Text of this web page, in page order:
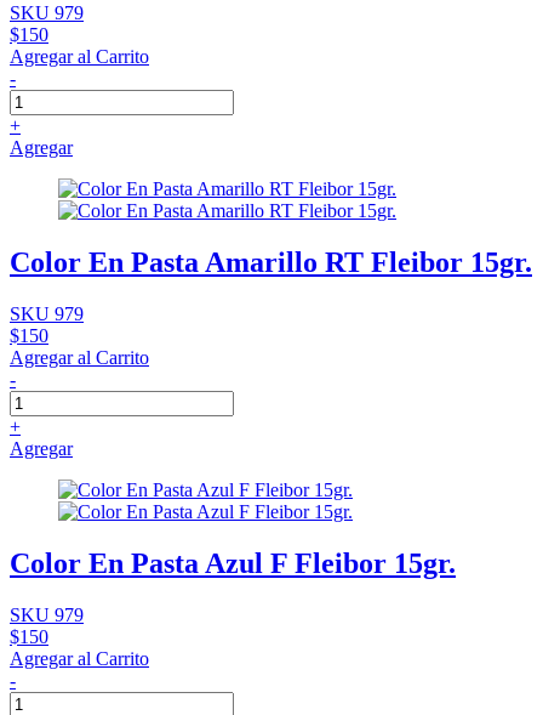
SKU 979
$150
Agregar al Carrito
-
+
Agregar
Color En Pasta Amarillo RT Fleibor 15gr.
SKU 979
$150
Agregar al Carrito
-
+
Agregar
Color En Pasta Azul F Fleibor 15gr.
SKU 979
$150
Agregar al Carrito
-